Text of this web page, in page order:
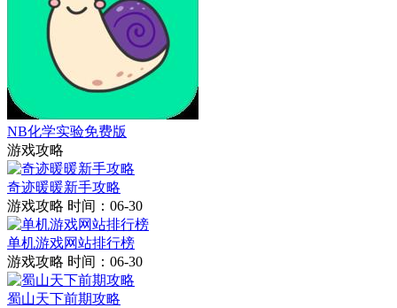
NB化学实验免费版
游戏攻略
奇迹暖暖新手攻略
游戏攻略 时间：06-30
单机游戏网站排行榜
游戏攻略 时间：06-30
蜀山天下前期攻略